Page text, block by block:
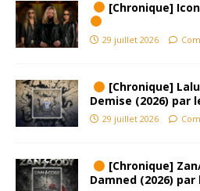
[Chronique]
29 juillet 2026
[Chronique]
Demise (2026) par
29 juillet 2026
[Chronique]
Damned (2026) par